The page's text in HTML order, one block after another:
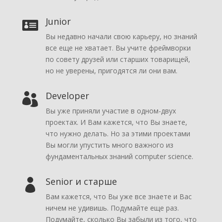
 Junior
Вы недавно начали свою карьеру, но знаний
все еще не хватает. Вы учите фреймворки
по совету друзей или старших товарищей,
но не уверены, пригодятся ли они вам.
 Developer
Вы уже приняли участие в одном-двух
проектах. И Вам кажется, что Вы знаете,
что нужно делать. Но за этими проектами
Вы могли упустить много важного из
фундаментальных знаний computer science.
 Senior и старше
Вам кажется, что Вы уже все знаете и Вас
ничем не удивишь. Подумайте еще раз.
Подумайте, сколько Вы забыли из того, что